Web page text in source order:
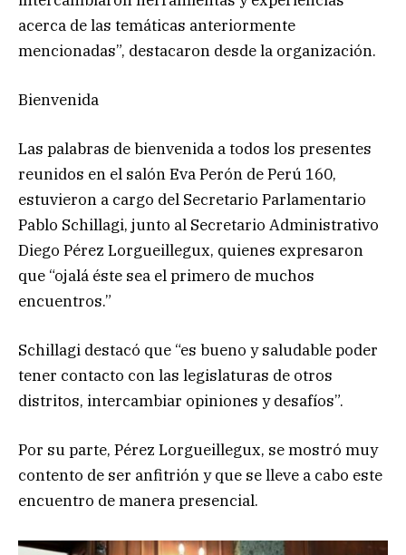
acerca de las temáticas anteriormente
mencionadas”, destacaron desde la organización.
Bienvenida
Las palabras de bienvenida a todos los presentes
reunidos en el salón Eva Perón de Perú 160,
estuvieron a cargo del Secretario Parlamentario
Pablo Schillagi, junto al Secretario Administrativo
Diego Pérez Lorgueillegux, quienes expresaron
que “ojalá éste sea el primero de muchos
encuentros.”
Schillagi destacó que “es bueno y saludable poder
tener contacto con las legislaturas de otros
distritos, intercambiar opiniones y desafíos”.
Por su parte, Pérez Lorgueillegux, se mostró muy
contento de ser anfitrión y que se lleve a cabo este
encuentro de manera presencial.